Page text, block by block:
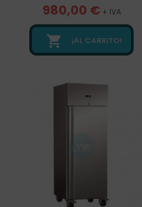
980,00 € + IVA
 ¡AL CARRITO!